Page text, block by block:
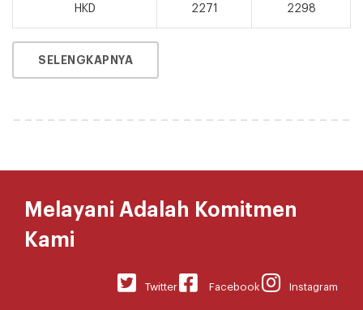
HKD 2271 2298
SELENGKAPNYA
Melayani Adalah Komitmen
Kami
Instagram
Facebook
Twitter